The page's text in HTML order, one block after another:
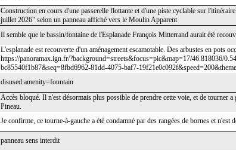
Construction en cours d'une passerelle flottante et d'une piste cyclable sur
juillet 2026" selon un panneau affiché vers le Moulin Apparent
Il semble que le bassin/fontaine de l'Esplanade François Mitterrand aurait été
L'esplanade est recouverte d'un aménagement escamotable. Des arbustes en pots
https://panoramax.ign.fr/?background=streets&focus=pic&map=17/46.818036/
bc85540f1b87&seq=8fbd6962-81dd-4075-baf7-
disused:amenity=fountain
Accès bloqué. Il n'est désormais plus possible de prendre cette voie, et de tourner
Pineau.
Je confirme, ce tourne-à-gauche a été condamné par des rangées de bornes et n'est
panneau sens interdit